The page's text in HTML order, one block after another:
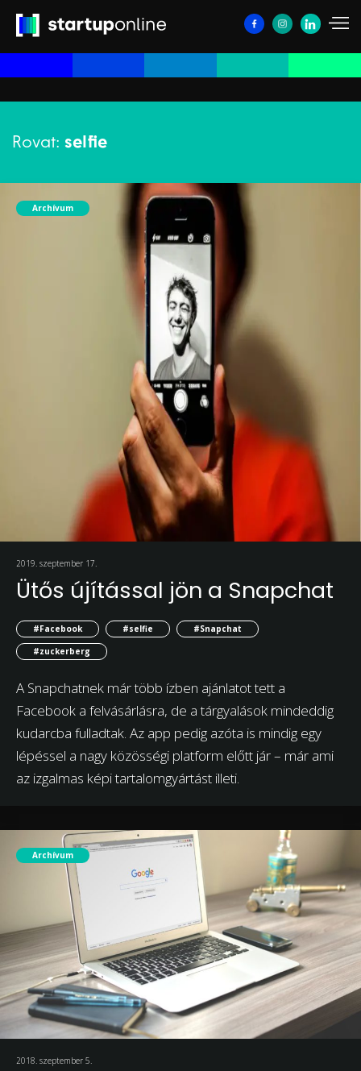
Rovat: selfie
Archívum
2019. szeptember 17.
Ütős újítással jön a Snapchat
#Facebook #selfie
#Snapchat
#zuckerberg
A Snapchatnek már több ízben ajánlatot tett a
Facebook a felvásárlásra, de a tárgyalások mindeddig
kudarcba fulladtak. Az app pedig azóta is mindig egy
lépéssel a nagy közösségi platform előtt jár – már ami
az izgalmas képi tartalomgyártást illeti.
Archívum
2018. szeptember 5.